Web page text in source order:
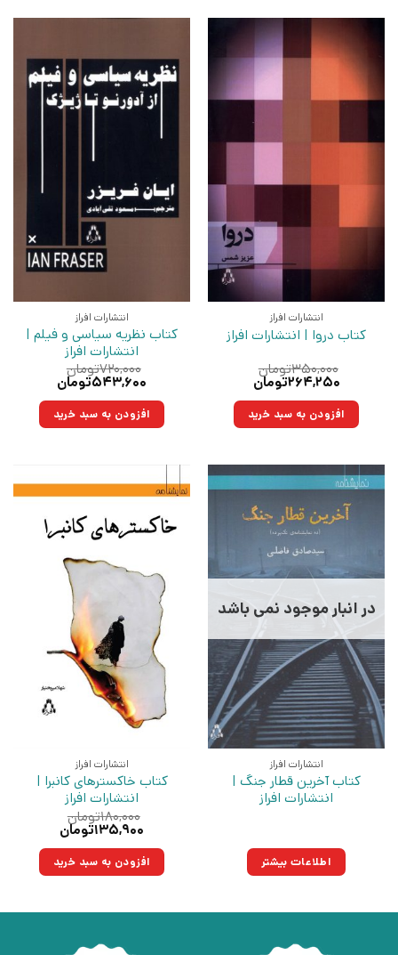
انتشارات افراز
کتاب دروا | انتشارات افراز
۳۵۰,۰۰۰تومان
قیمت
۳۵۰,۰۰۰تومان
بود.
۲۶۴,۲۵۰تومان
۲۶۴,۲۵۰تومان.افزودن به سبد خرید
انتشارات افراز
کتاب نظریه سیاسی و فیلم |
انتشارات افراز
۷۲۰,۰۰۰تومان
قیمت
۷۲۰,۰۰۰تومان
بود.
۵۴۳,۶۰۰تومان
۵۴۳,۶۰۰تومان.افزودن به سبد خرید
در انبار موجود نمی باشد
انتشارات افراز
کتاب آخرین قطار جنگ |
انتشارات افراز
اطلاعات بیشتر
انتشارات افراز
کتاب خاکسترهای کانبرا |
انتشارات افراز
۱۸۰,۰۰۰تومان
قیمت
۱۸۰,۰۰۰تومان
بود.
۱۳۵,۹۰۰تومان
۱۳۵,۹۰۰تومان.افزودن به سبد خرید